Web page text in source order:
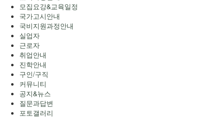
모집요강&교육일정
국가고시안내
국비지원과정안내
실업자
근로자
취업안내
진학안내
구인/구직
커뮤니티
공지&뉴스
질문과답변
포토갤러리